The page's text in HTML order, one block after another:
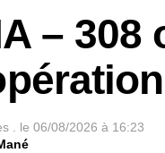
–
. le 06/08/2026 à 16:23